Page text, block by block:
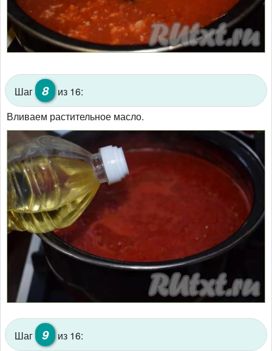
Шаг 8
из 16:
Вливаем растительное масло.
Шаг 9
из 16: